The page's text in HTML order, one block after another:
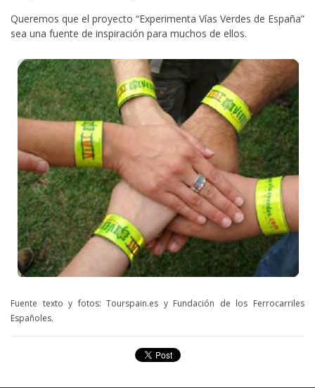
Queremos que el proyecto “Experimenta Vías Verdes de España”
sea una fuente de inspiración para muchos de ellos.
Fuente texto y fotos: Tourspain.es y Fundación de los Ferrocarriles
Españoles.